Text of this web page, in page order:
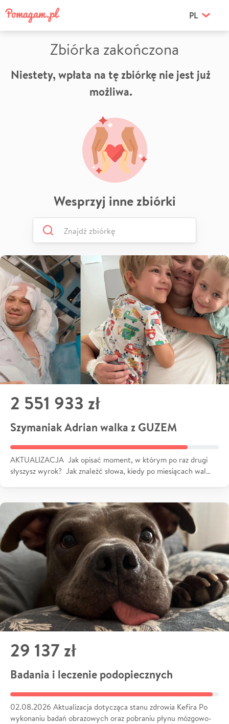
PL
Zbiórka zakończona
Niestety, wpłata na tę zbiórkę nie jest już
możliwa.
Wesprzyj inne zbiórki
2 551 933 zł
Szymaniak Adrian walka z GUZEM
AKTUALIZACJA Jak opisać moment, w którym po raz drugi
słyszysz wyrok? Jak znaleźć słowa, kiedy po miesiącach wal…
29 137 zł
Badania i leczenie podopiecznych
02.08.2026 Aktualizacja dotycząca stanu zdrowia Kefira Po
wykonaniu badań obrazowych oraz pobraniu płynu mózgowo-